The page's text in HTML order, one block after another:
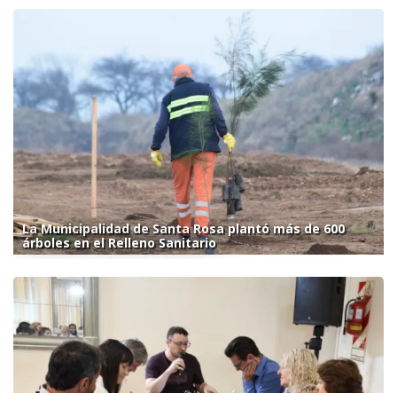
La Municipalidad de Santa Rosa plantó más de 600
árboles en el Relleno Sanitario